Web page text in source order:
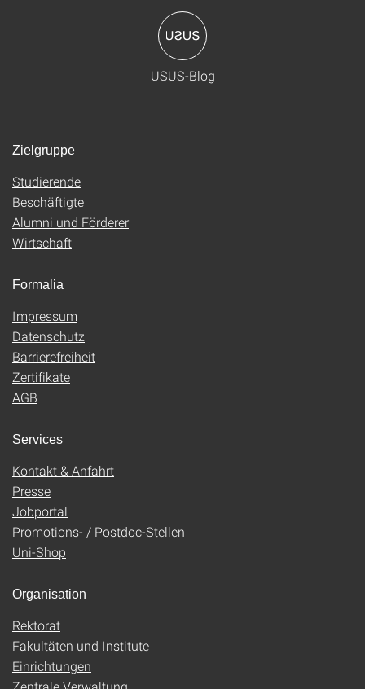
USUS-Blog
Zielgruppe
Studierende
Beschäftigte
Alumni und Förderer
Wirtschaft
Formalia
Impressum
Datenschutz
Barrierefreiheit
Zertifikate
AGB
Services
Kontakt & Anfahrt
Presse
Jobportal
Promotions- / Postdoc-Stellen
Uni-Shop
Organisation
Rektorat
Fakultäten und Institute
Einrichtungen